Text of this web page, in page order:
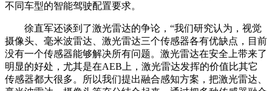
不同车型的智能驾驶配置要求。
徐直军还谈到了激光雷达的争论，“我们研究认为，视觉
摄像头、毫米波雷达、激光雷达三个传感器各有优缺点，目前
没有一个传感器能够解决所有问题。激光雷达在安全上带来了
明显的好处，尤其是在AEB上，激光雷达发挥的价值比其它
传感器都大很多。所以我们提出融合感知方案，把激光雷达、